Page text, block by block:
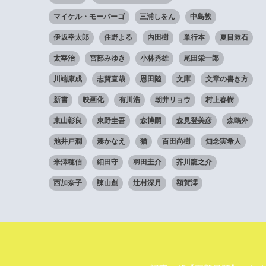
マイケル・モーパーゴ 三浦しをん 中島敦
伊坂幸太郎 住野よる 内田樹 単行本 夏目漱石
太宰治 宮部みゆき 小林秀雄 尾田栄一郎
川端康成 志賀直哉 恩田陸 文庫 文章の書き方
新書 映画化 有川浩 朝井リョウ 村上春樹
東山彰良 東野圭吾 森博嗣 森見登美彦 森鴎外
池井戸潤 湊かなえ 猫 百田尚樹 知念実希人
米澤穂信 細田守 羽田圭介 芥川龍之介
西加奈子 諫山創 辻村深月 額賀澪